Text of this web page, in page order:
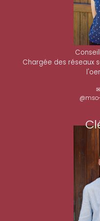
Chargée des réseaux